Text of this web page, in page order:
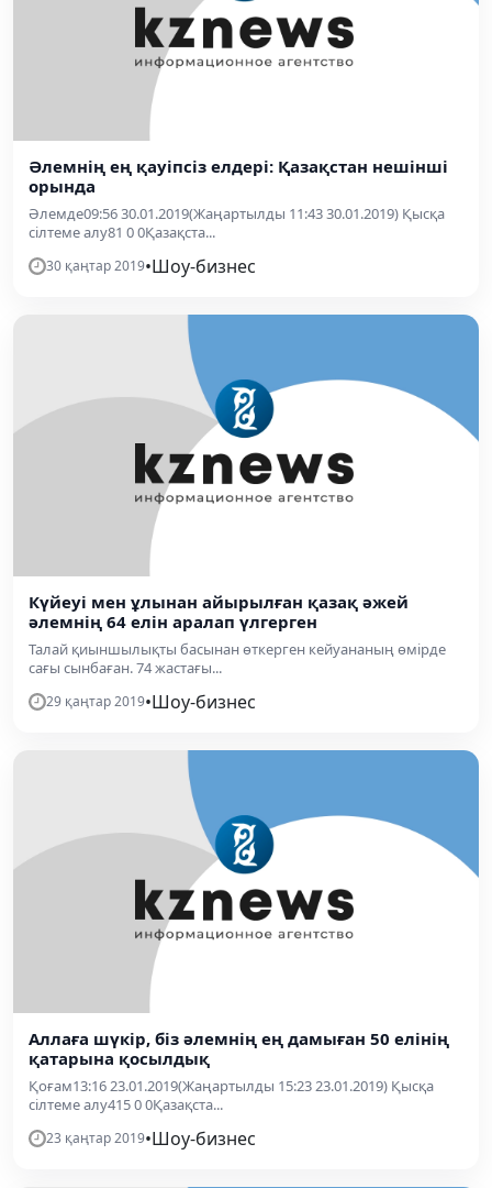
Әлемнің ең қауіпсіз елдері: Қазақстан нешінші
орында
Әлемде09:56 30.01.2019(Жаңартылды 11:43 30.01.2019) Қысқа
сілтеме алу81 0 0Қазақста...
30 қаңтар 2019•Шоу-бизнес
Күйеуі мен ұлынан айырылған қазақ әжей
әлемнің 64 елін аралап үлгерген
Талай қиыншылықты басынан өткерген кейуананың өмірде
сағы сынбаған. 74 жастағы...
29 қаңтар 2019•Шоу-бизнес
Аллаға шүкір, біз әлемнің ең дамыған 50 елінің
қатарына қосылдық
Қоғам13:16 23.01.2019(Жаңартылды 15:23 23.01.2019) Қысқа
сілтеме алу415 0 0Қазақста...
23 қаңтар 2019•Шоу-бизнес